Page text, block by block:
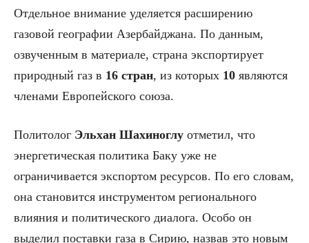
Отдельное внимание уделяется расширению
газовой географии Азербайджана. По данным,
озвученным в материале, страна экспортирует
природный газ в 16 стран, из которых 10 являются
членами Европейского союза.
Политолог Эльхан Шахиноглу отметил, что
энергетическая политика Баку уже не
ограничивается экспортом ресурсов. По его словам,
она становится инструментом регионального
влияния и политического диалога. Особо он
выделил поставки газа в Сирию, назвав это новым